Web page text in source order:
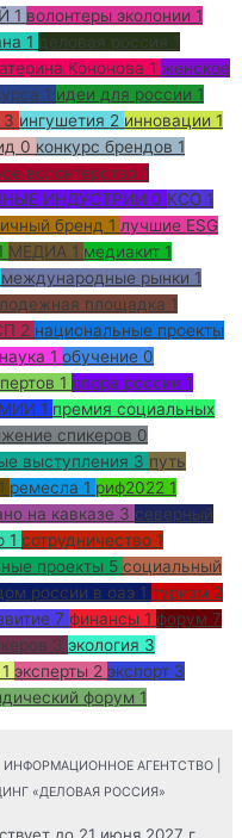
1 волонтеры эколонии 1
1 деловая россия 1
Кононова 1 женское
1 идеи для россии 1
3 ингушетия 2 инновации 1
0 конкурс брендов 1
волонтерство 1
ИНДУСТРИИ 0 КСО 1
бренд 1 лучшие ESG
МЕДИА 1 медиакит 1
международные рынки 1
площадка 1
2 национальные проекты
1 обучение 0
1 опора россии 1
1 премия социальных
спикеров 0
выступления 3 путь
1 ремесла 1 риф2022 1
на кавказе 3 северный
1 сотрудничество 1
проекты 5 социальный
россии в оаэ 1 туризм 2
7 финансы 1 форум 7
3 экология 3
1 эксперты 2 экспорт 3
форум 1
АГЕНТСТВО |
«ДЕЛОВАЯ РОССИЯ»